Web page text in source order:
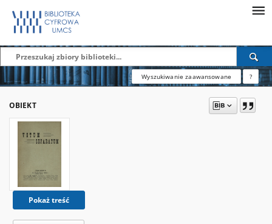
Wyszukiwanie zaawansowane ?
OBIEKT
Pokaż treść